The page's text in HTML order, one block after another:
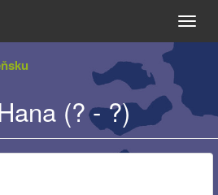
(? - ?)